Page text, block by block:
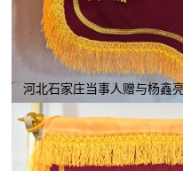
河北石家庄当事人赠与杨鑫